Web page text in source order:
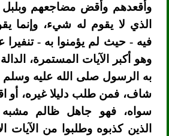
وأقعدهم وأقض مضاجعهم وبلبل
الذي لا يقوم له شيء، وإنما
فيه - حيث لم يؤمنوا به - تنفيرا
وهو أكبر الآيات المستمرة،
به الرسول صلى الله عليه
شاف، فمن طلب دليلا غيره، أو
سواه، فهو جاهل ظالم مشبه
الذين كذبوه وطلبوا من الآيات